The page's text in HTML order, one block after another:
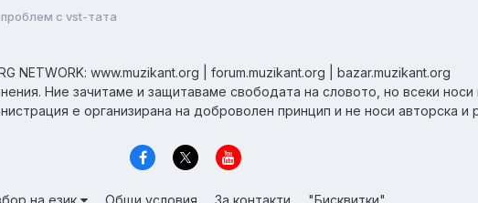
с vst-тата
NETWORK: www.muzikant.org | forum.muzikant.org | bazar.muzikant.org
Ние зачитаме и защитаваме свободата на словото, но всеки
е организирана на доброволен принцип и не носи авторска и